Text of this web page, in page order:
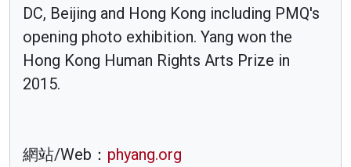
DC, Beijing and Hong Kong including PMQ's
opening photo exhibition. Yang won the
Hong Kong Human Rights Arts Prize in
2015.
網站/Web： phyang.org